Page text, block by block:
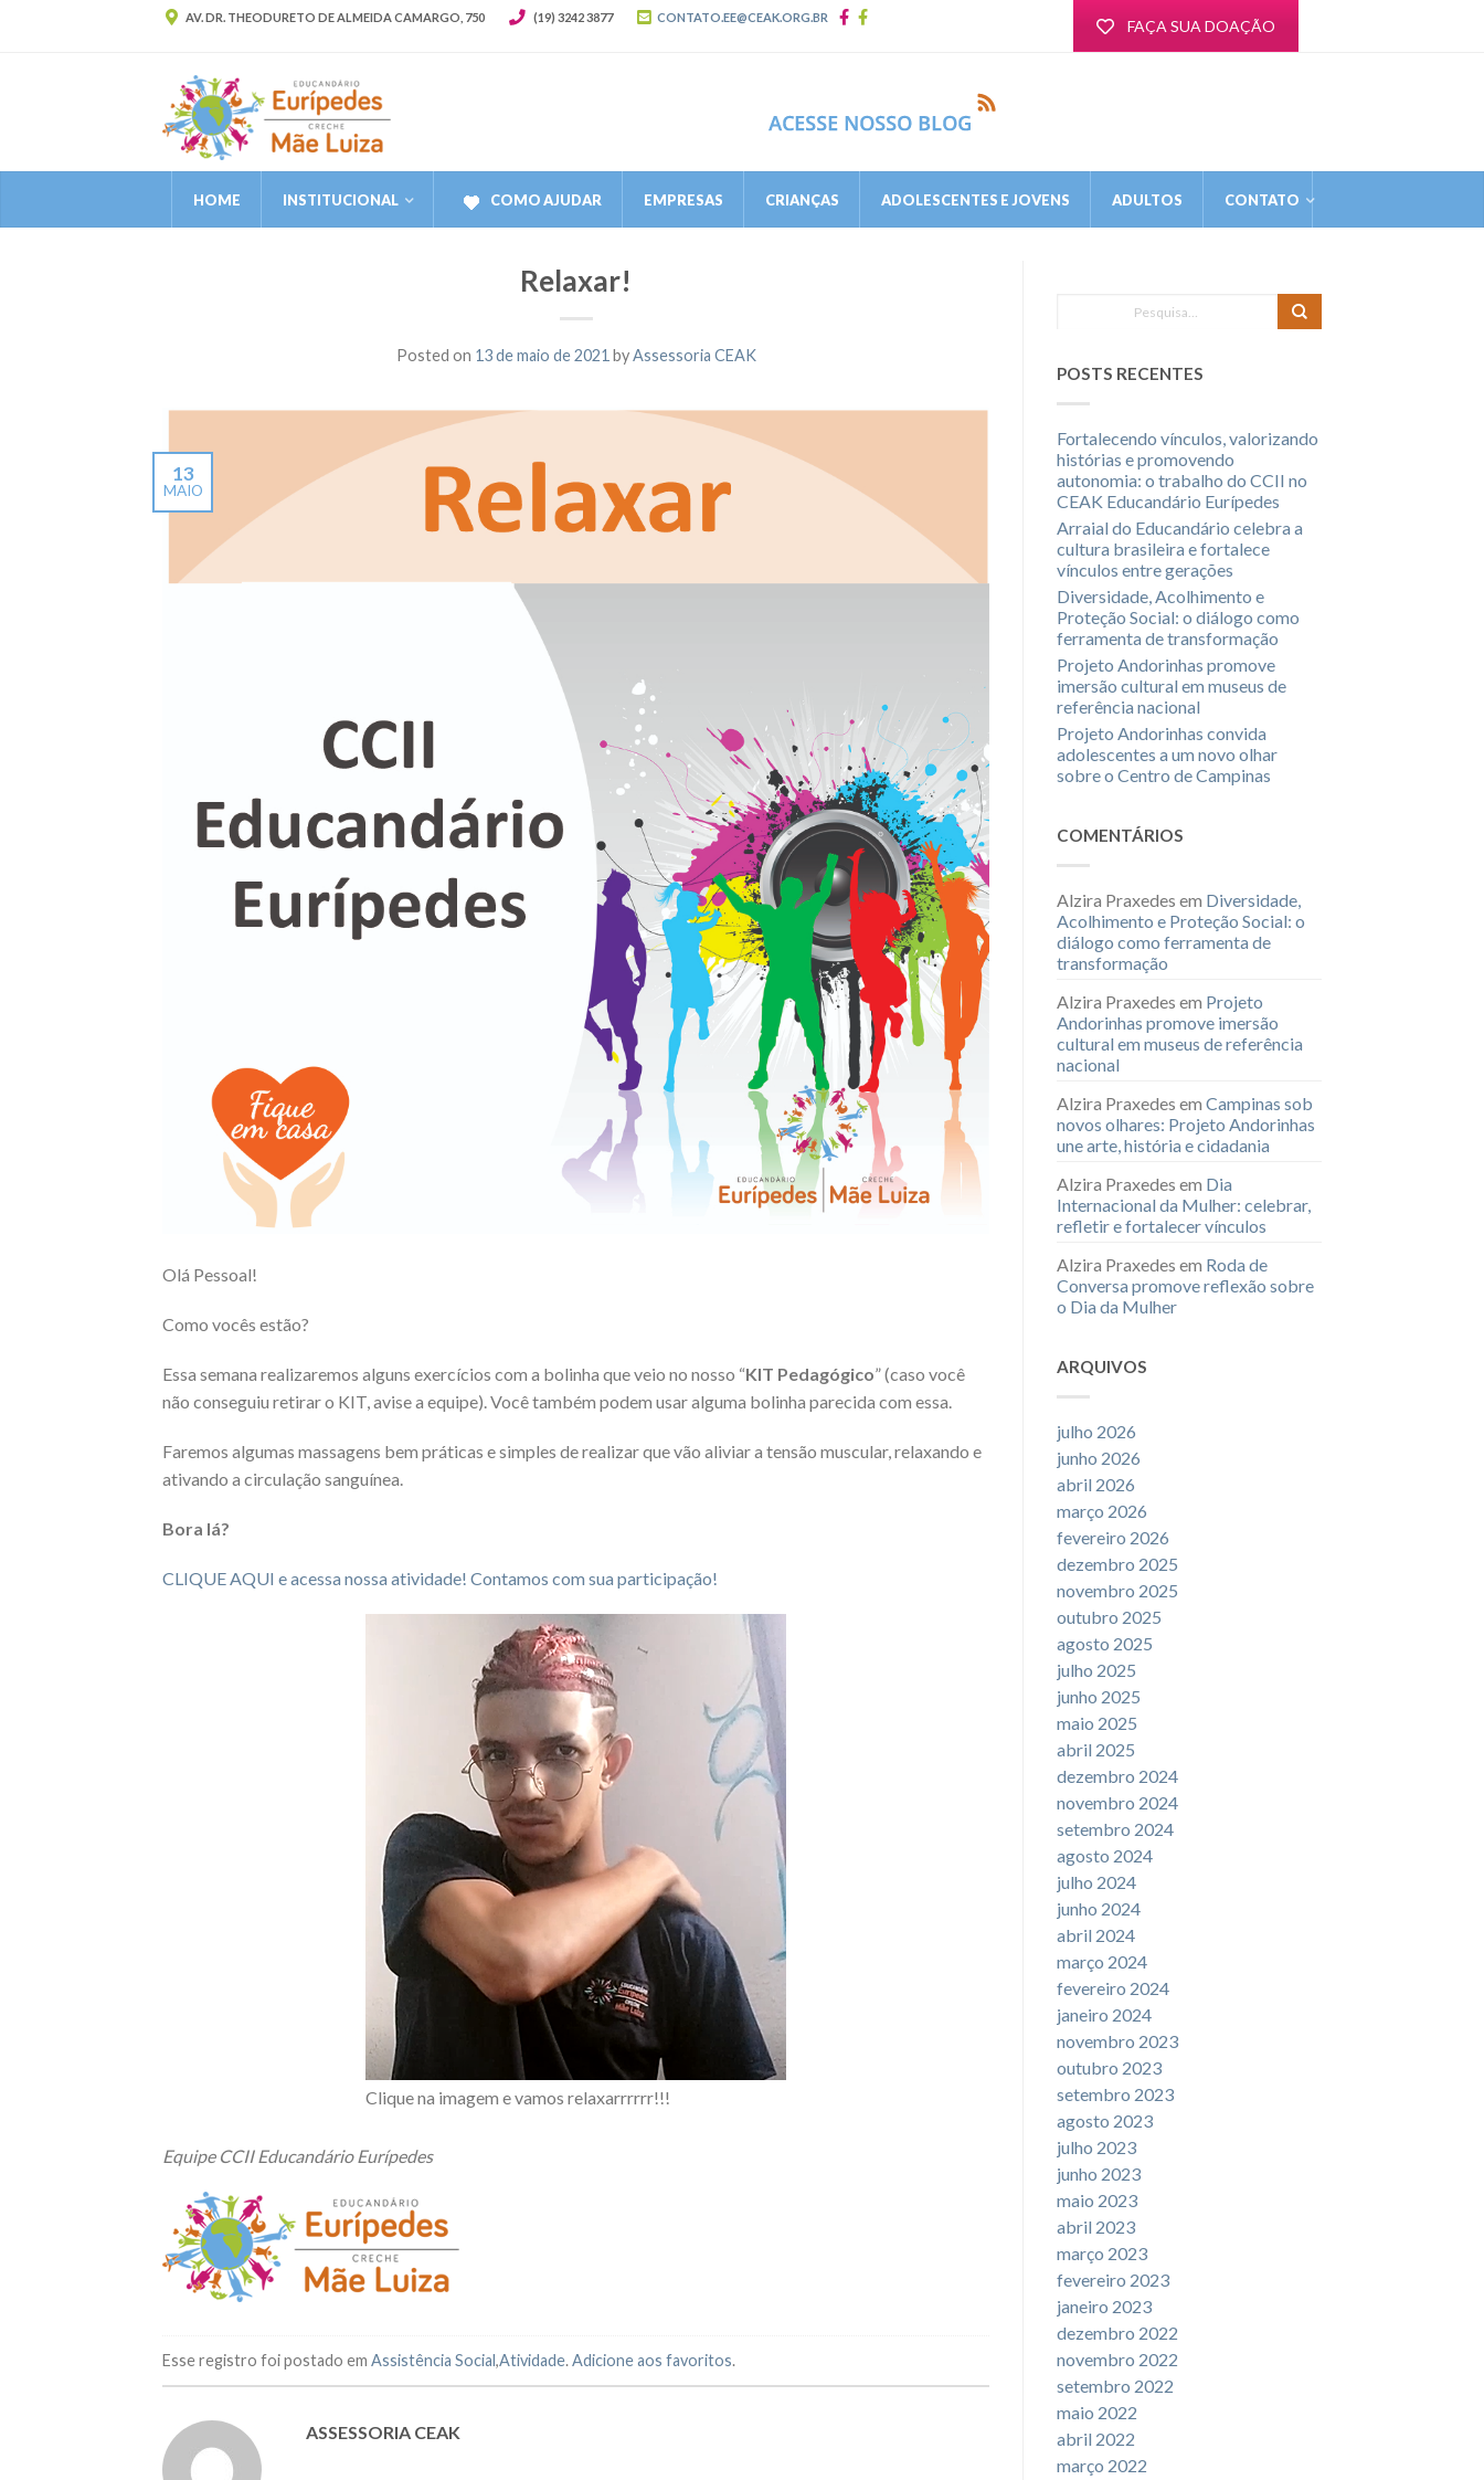
AV. DR. THEODURETO DE ALMEIDA CAMARGO, 750 (19) 3242 3877 CONTATO.EE@CEAK.ORG.BR FAÇA SUA DOAÇÃO
HOME INSTITUCIONAL COMO AJUDAR EMPRESAS CRIANÇAS ADOLESCENTES E JOVENS ADULTOS CONTATO
Relaxar!
Posted on 13 de maio de 2021 byAssessoria CEAK
13
MAIO
Olá Pessoal!
Como vocês estão?
Essa semana realizaremos alguns exercícios com a bolinha que veio no nosso “KIT Pedagógico” (caso você
não conseguiu retirar o KIT, avise a equipe). Você também podem usar alguma bolinha parecida com essa.
Faremos algumas massagens bem práticas e simples de realizar que vão aliviar a tensão muscular, relaxando e
ativando a circulação sanguínea.
Bora lá?
CLIQUE AQUI e acessa nossa atividade! Contamos com sua participação!
Clique na imagem e vamos relaxarrrrrr!!!
Equipe CCII Educandário Eurípedes
Esse registro foi postado em Assistência Social,Atividade.Adicione aos favoritos.
ASSESSORIA CEAK
POSTS RECENTES
Fortalecendo vínculos, valorizando
histórias e promovendo
autonomia: o trabalho do CCII no
CEAK Educandário Eurípedes
Arraial do Educandário celebra a
cultura brasileira e fortalece
vínculos entre gerações
Diversidade, Acolhimento e
Proteção Social: o diálogo como
ferramenta de transformação
Projeto Andorinhas promove
imersão cultural em museus de
referência nacional
Projeto Andorinhas convida
adolescentes a um novo olhar
sobre o Centro de Campinas
COMENTÁRIOS
Alzira Praxedes em Diversidade,
Acolhimento e Proteção Social: o
diálogo como ferramenta de
transformação
Alzira Praxedes em Projeto
Andorinhas promove imersão
cultural em museus de referência
nacional
Alzira Praxedes em Campinas sob
novos olhares: Projeto Andorinhas
une arte, história e cidadania
Alzira Praxedes em Dia
Internacional da Mulher: celebrar,
refletir e fortalecer vínculos
Alzira Praxedes em Roda de
Conversa promove reflexão sobre
o Dia da Mulher
ARQUIVOS
julho 2026
junho 2026
abril 2026
março 2026
fevereiro 2026
dezembro 2025
novembro 2025
outubro 2025
agosto 2025
julho 2025
junho 2025
maio 2025
abril 2025
dezembro 2024
novembro 2024
setembro 2024
agosto 2024
julho 2024
junho 2024
abril 2024
março 2024
fevereiro 2024
janeiro 2024
novembro 2023
outubro 2023
setembro 2023
agosto 2023
julho 2023
junho 2023
maio 2023
abril 2023
março 2023
fevereiro 2023
janeiro 2023
dezembro 2022
novembro 2022
setembro 2022
maio 2022
abril 2022
março 2022